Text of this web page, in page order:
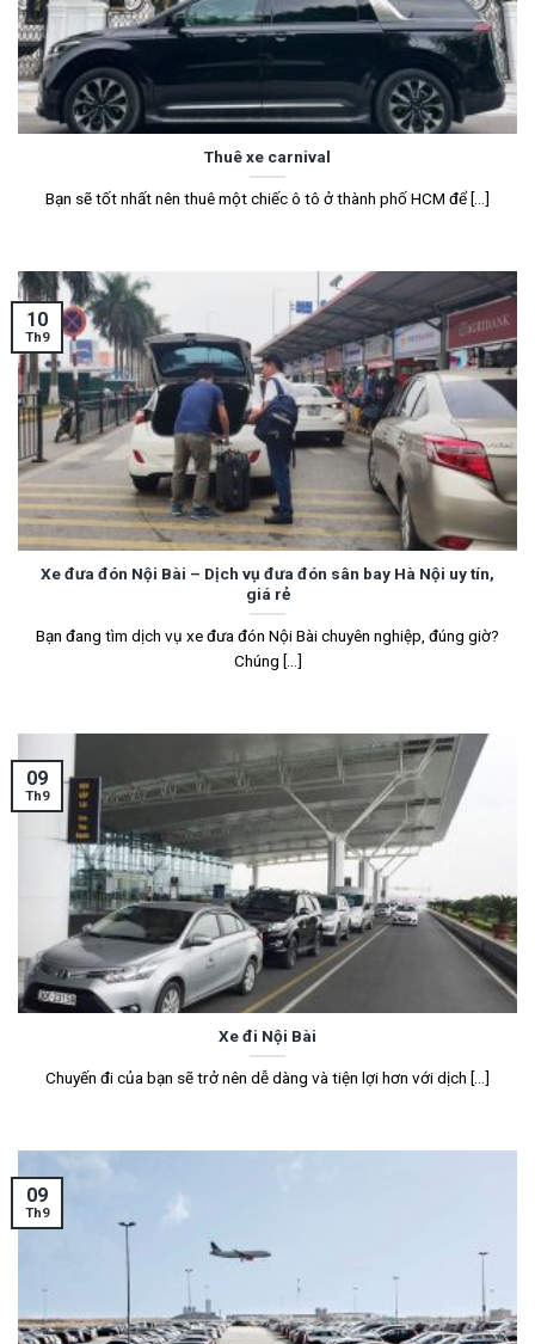
Thuê xe carnival
Bạn sẽ tốt nhất nên thuê một chiếc ô tô ở thành phố HCM để [...]
Xe đưa đón Nội Bài – Dịch vụ đưa đón sân bay Hà Nội uy tín,
giá rẻ
Bạn đang tìm dịch vụ xe đưa đón Nội Bài chuyên nghiệp, đúng giờ?
Chúng [...]
10
Th9
Xe đi Nội Bài
Chuyến đi của bạn sẽ trở nên dễ dàng và tiện lợi hơn với dịch [...]
09
Th9
09
Th9